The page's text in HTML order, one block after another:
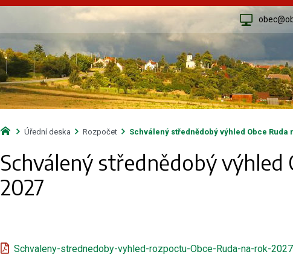
Úřední deska Rozpočet Schválený střednědobý výhled Obce Ruda
Schválený střednědobý výhled
2027
Schvaleny-strednedoby-vyhled-rozpoctu-Obce-Ruda-na-rok-